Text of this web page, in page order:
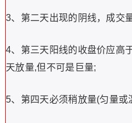
3、第二天出现的阴线，成交
4、第三天阳线的收盘价应高
天放量,但不可是巨量;
5、第四天必须稍放量(匀量或